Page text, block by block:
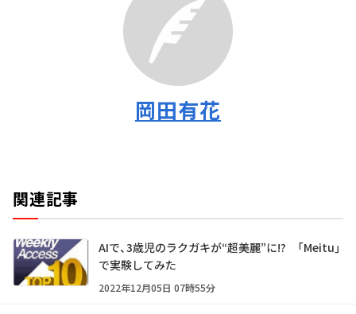
岡田有花
関連記事
AIで、3歳児のラクガキが“超美麗”に!? 「Meitu」
で実験してみた
2022年12月05日 07時55分